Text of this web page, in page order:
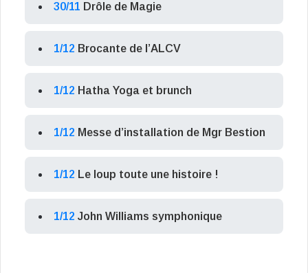
30/11 Drôle de Magie
1/12 Brocante de l’ALCV
1/12 Hatha Yoga et brunch
1/12 Messe d’installation de Mgr Bestion
1/12 Le loup toute une histoire !
1/12 John Williams symphonique